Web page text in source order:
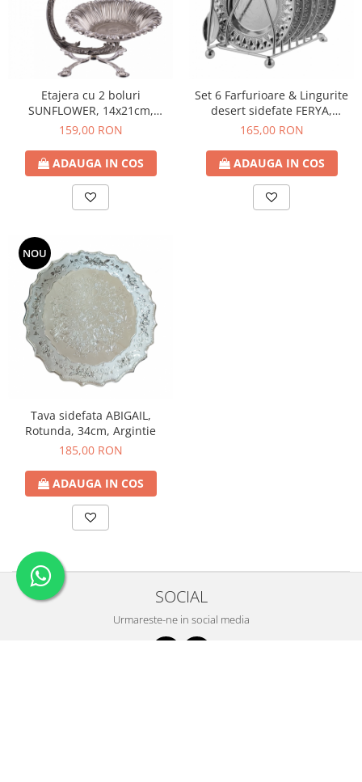
Etajera cu 2 boluri
SUNFLOWER, 14x21cm,
Argintiu
159,00 RON
ADAUGA IN COS
Set 6 Farfurioare & Lingurite
desert sidefate FERYA,
13.5x14cm, Argintiu
165,00 RON
ADAUGA IN COS
NOU
Tava sidefata ABIGAIL,
Rotunda, 34cm, Argintie
185,00 RON
ADAUGA IN COS
SOCIAL
Urmareste-ne in social media